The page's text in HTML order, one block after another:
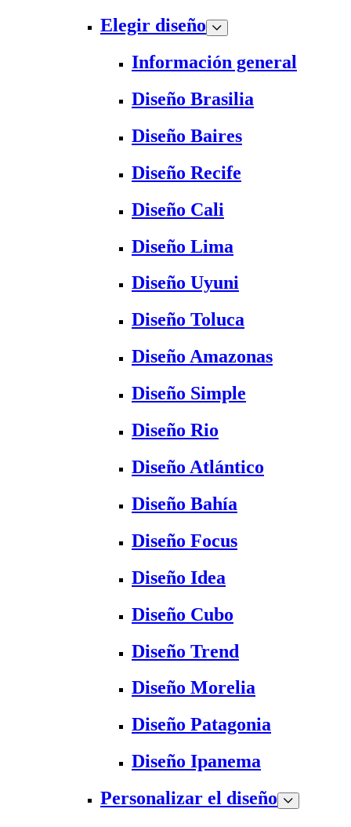
Elegir diseño
Información general
Diseño Brasilia
Diseño Baires
Diseño Recife
Diseño Cali
Diseño Lima
Diseño Uyuni
Diseño Toluca
Diseño Amazonas
Diseño Simple
Diseño Rio
Diseño Atlántico
Diseño Bahía
Diseño Focus
Diseño Idea
Diseño Cubo
Diseño Trend
Diseño Morelia
Diseño Patagonia
Diseño Ipanema
Personalizar el diseño